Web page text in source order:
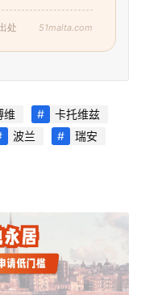
处 51malta.com
维
卡托维兹
波兰
瑞安